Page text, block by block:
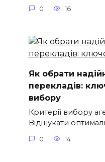
0 16
Як обрати
перекладів:
вибору
Критерії вибору
Відшукати
0 14